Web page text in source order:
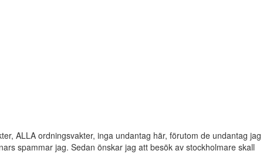
ALLA ordningsvakter, inga undantag här, förutom de undantag jag
spammar jag. Sedan önskar jag att besök av stockholmare skall